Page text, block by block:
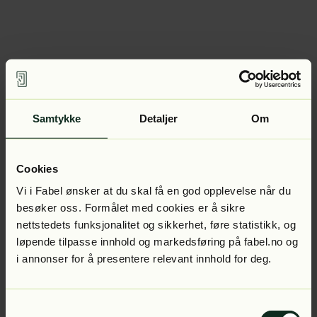
Samtykke Detaljer Om
Cookies
Vi i Fabel ønsker at du skal få en god opplevelse når du
besøker oss. Formålet med cookies er å sikre
nettstedets funksjonalitet og sikkerhet, føre statistikk, og
løpende tilpasse innhold og markedsføring på fabel.no og
i annonser for å presentere relevant innhold for deg.